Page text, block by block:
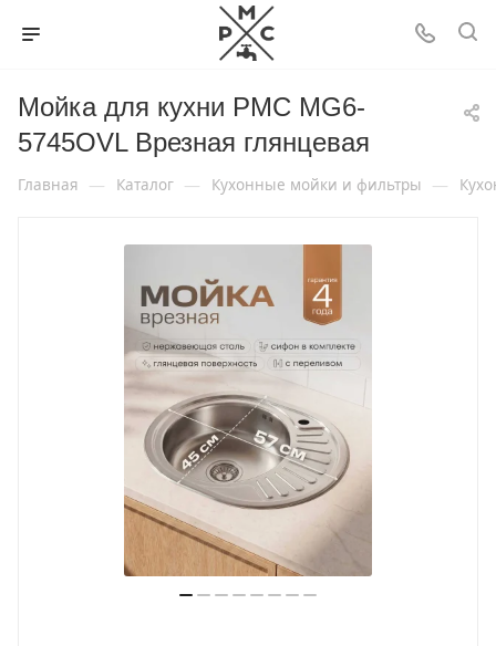
Мойка для кухни РМС MG6-
5745OVL Врезная глянцевая
Главная — Каталог — Кухонные мойки и фильтры —